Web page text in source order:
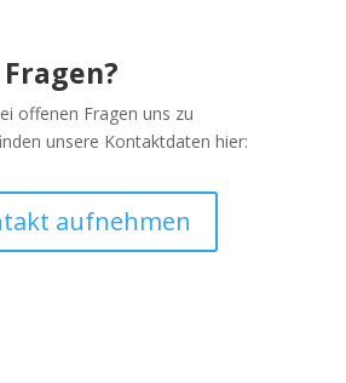
offenen Fragen uns zu
unsere Kontaktdaten hier:
aufnehmen